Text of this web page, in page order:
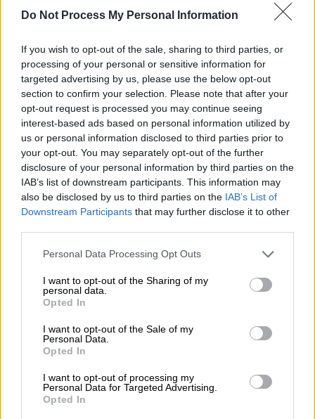
Do Not Process My Personal Information
If you wish to opt-out of the sale, sharing to third parties, or
processing of your personal or sensitive information for
targeted advertising by us, please use the below opt-out
section to confirm your selection. Please note that after your
opt-out request is processed you may continue seeing
interest-based ads based on personal information utilized by
us or personal information disclosed to third parties prior to
your opt-out. You may separately opt-out of the further
disclosure of your personal information by third parties on the
IAB’s list of downstream participants. This information may
also be disclosed by us to third parties on the IAB’s List of
Downstream Participants that may further disclose it to other
Please note that this website/app uses one or more Google
not limited to your visit or usage behaviour. You may click to
grant or deny consent to Google and its third-party tags to
use your data for below specified purposes in below Google
consent section.
Personal Data Processing Opt Outs
I want to opt-out of the Sharing of my
personal data.
Opted In
I want to opt-out of the Sale of my
Personal Data.
Opted In
I want to opt-out of processing my
Personal Data for Targeted Advertising.
Opted In
Η Γαλλία εξέφρασε τηνανησυχίατης,
ελευθερία του Τύπου.
«Είμαστε ιδιαίτερα ανήσυχοι και
καταδικάζουμε την κατασταλτική στάση της
Ρωσίας» είτε όσον αφορά τον ρωσικό Τύπο
είτε τον ξένο, δήλωσε η Αν-Κλερ Λεζόντρ,
εκπρόσωπος του γαλλικού υπουργείου
Εξωτερικών, κατά τη διάρκεια ενημέρωσης
του Τύπου.
«Το πρόβλημα είναι... το γεγονός ότι η FSB
ερμηνεύει σήμερα την κατασκοπεία σημαίνει
ότι όποιος ενδιαφέρεται απλώς για
στρατιωτικά θέματα
φυλακιστεί για 20 χρόνια», έγραψε στο
Facebook η Ρωσίδα πολιτική αναλύτρια
Η ίδια προσθέτει μάλιστα ότι η Ρωσία έχει